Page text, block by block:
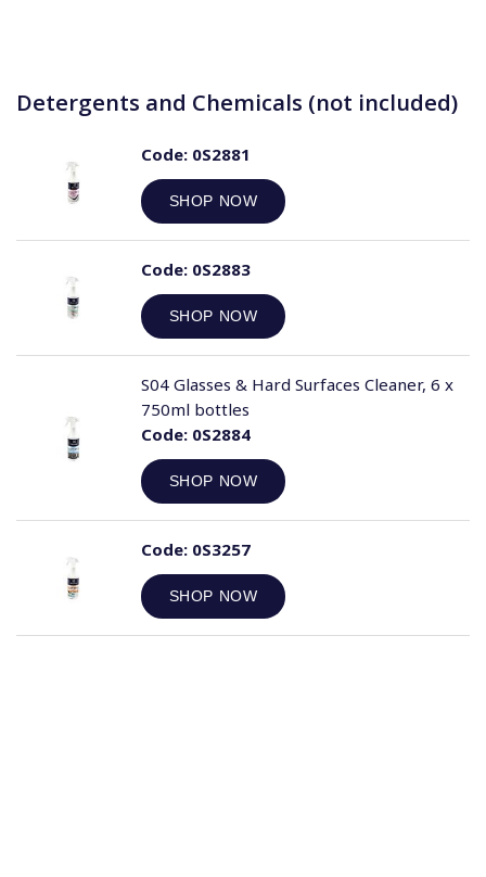
Detergents and Chemicals (not included)
Code:0S2881
SHOP NOW
Code:0S2883
SHOP NOW
Code:0S2884
SHOP NOW
S04 Glasses & Hard Surfaces Cleaner, 6 x
750ml bottles
Code:0S3257
SHOP NOW